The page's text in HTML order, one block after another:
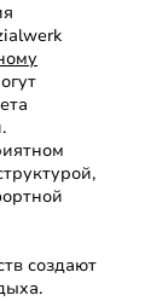
создают